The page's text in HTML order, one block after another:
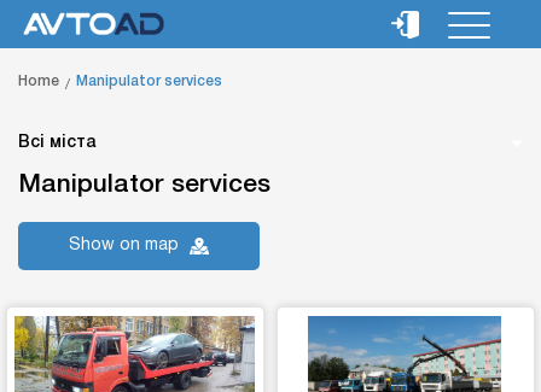
Home Manipulator services
Всі міста
Manipulator services
Show on map